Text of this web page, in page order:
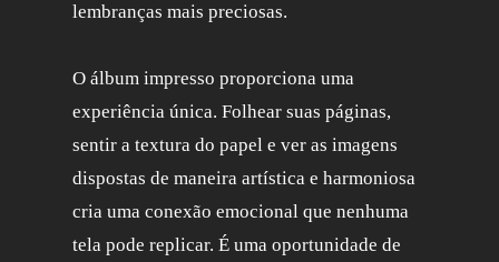
lembranças mais preciosas.
O álbum impresso proporciona uma
experiência única. Folhear suas páginas,
sentir a textura do papel e ver as imagens
dispostas de maneira artística e harmoniosa
cria uma conexão emocional que nenhuma
tela pode replicar. É uma oportunidade de